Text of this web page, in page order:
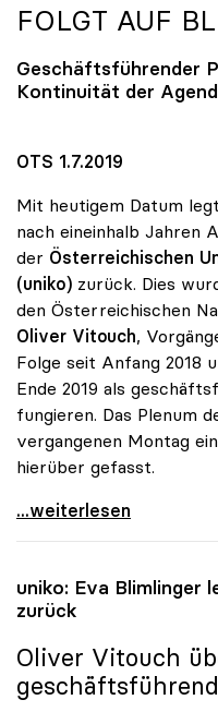
FOLGT AUF
Geschäftsführender
Kontinuität der
OTS 1.7.2019
Mit heutigem Datum legt
nach eineinhalb Jahren
der Österreichischen
(uniko) zurück. Dies
den Österreichischen
Oliver Vitouch,
Folge seit Anfang 2018
Ende 2019 als
fungieren. Das Plenum
vergangenen Montag
hierüber gefasst.
uniko-Vorsitz: Vitouch
...weiterlesen
uniko: Eva Blimlinger
zurück
Oliver Vitouch